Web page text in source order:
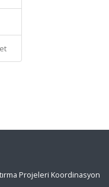
Projeleri Koordinasyon